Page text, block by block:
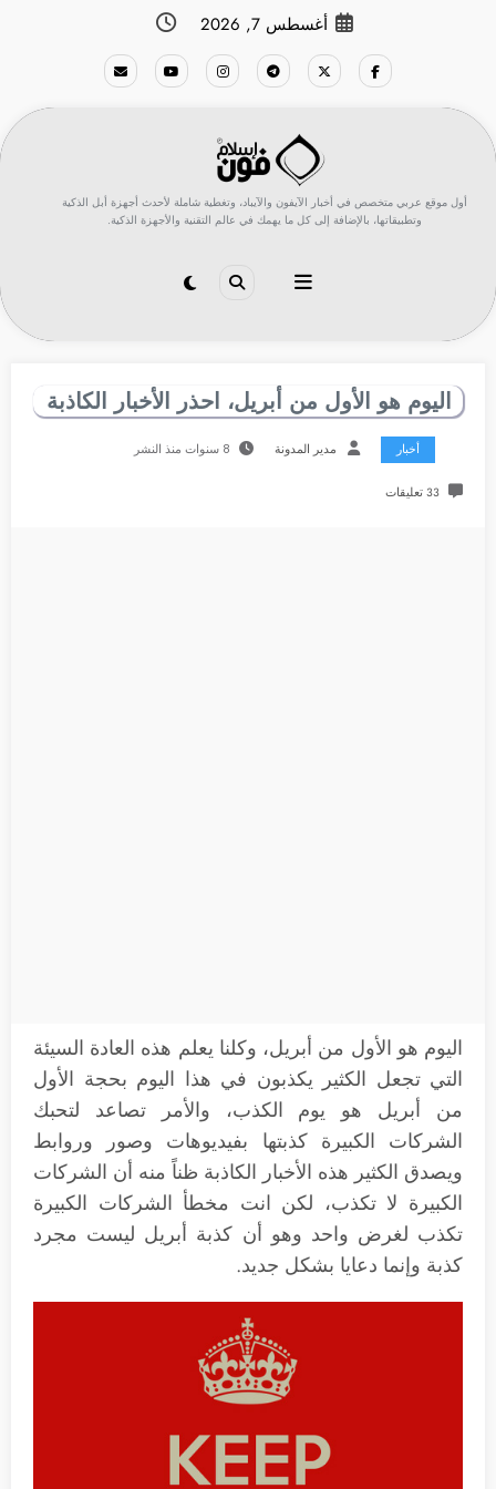
أغسطس 7, 2026
أول موقع عربي متخصص في أخبار الآيفون والآيباد، وتغطية شاملة لأحدث أجهزة أبل الذكية
وتطبيقاتها، بالإضافة إلى كل ما يهمك في عالم التقنية والأجهزة الذكية.
اليوم هو الأول من أبريل، احذر الأخبار الكاذبة
أخبار مدير المدونة 8 سنوات منذ النشر
33 تعليقات
اليوم هو الأول من أبريل، وكلنا يعلم هذه العادة السيئة
التي تجعل الكثير يكذبون في هذا اليوم بحجة الأول
من أبريل هو يوم الكذب، والأمر تصاعد لتحبك
الشركات الكبيرة كذبتها بفيديوهات وصور وروابط
ويصدق الكثير هذه الأخبار الكاذبة ظناً منه أن الشركات
الكبيرة لا تكذب، لكن انت مخطأ الشركات الكبيرة
تكذب لغرض واحد وهو أن كذبة أبريل ليست مجرد
كذبة وإنما دعايا بشكل جديد.